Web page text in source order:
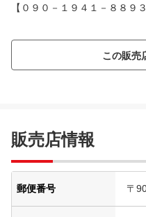
【０９０－１９４１－８８９３
この販売
販売店情報
郵便番号 〒